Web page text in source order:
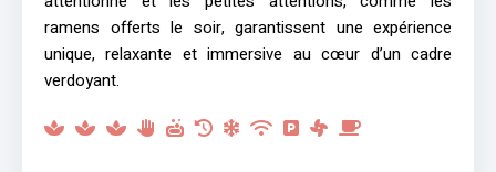
ramens offerts le soir, garantissent une expérience
unique, relaxante et immersive au cœur d’un cadre
verdoyant.